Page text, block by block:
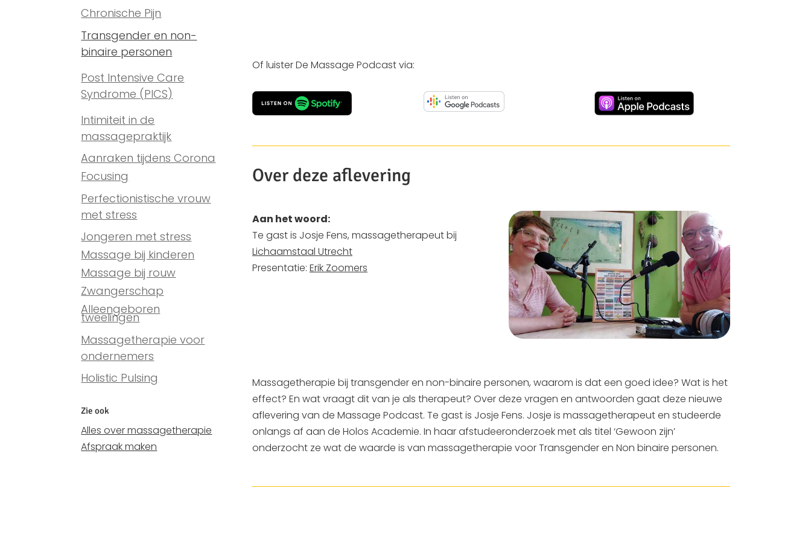
Chronische Pijn
Transgender en non-
binaire personen
Post Intensive Care
Syndrome (PICS)
Intimiteit in de
massagepraktijk
Aanraken tijdens Corona
Focusing
Perfectionistische vrouw
met stress
Jongeren met stress
Massage bij kinderen
Massage bij rouw
Zwangerschap
Alleengeboren
tweelingen
Massagetherapie voor
ondernemers
Holistic Pulsing
Zie ook
Alles over massagetherapie
Afspraak maken
Of luister De Massage Podcast via:
Over deze aflevering
Aan het woord:
Te gast is Josje Fens, massagetherapeut bij
Lichaamstaal Utrecht
Presentatie: Erik Zoomers
Massagetherapie bij transgender en non-binaire personen, waarom is dat een goed idee? Wat is het
effect? En wat vraagt dit van je als therapeut? Over deze vragen en antwoorden gaat deze nieuwe
aflevering van de Massage Podcast. Te gast is Josje Fens. Josje is massagetherapeut en studeerde
onlangs af aan de Holos Academie. In haar afstudeeronderzoek met als titel ‘Gewoon zijn’
onderzocht ze wat de waarde is van massagetherapie voor Transgender en Non binaire personen.